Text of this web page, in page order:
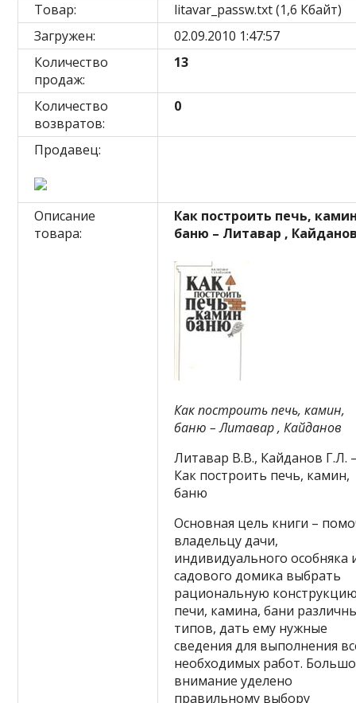
Товар:
litavar_passw.txt (1,6 Кбайт)
Загружен:
02.09.2010 1:47:57
Количество
продаж:
13
Количество
возвратов:
0
Продавец:
Описание
товара:
Как построить печь,
баню – Литавар ,
Как построить печь, камин,
баню – Литавар , Кайданов
Литавар В.В., Кайданов Г.Л.
Как построить печь, камин,
баню
Основная цель книги –
владельцу дачи,
индивидуального особняка
садового домика выбрать
рациональную
печи, камина, бани
типов, дать ему нужные
сведения для выполнения
необходимых работ.
внимание уделено
правильному выбору